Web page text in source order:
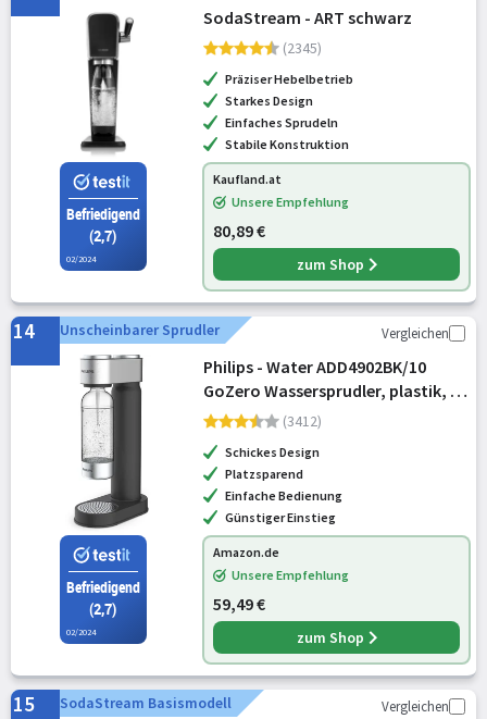
Befriedigend
(2,7)
02/2024
SodaStream - ART schwarz
(2345)
Präziser Hebelbetrieb
Starkes Design
Einfaches Sprudeln
Stabile Konstruktion
Kaufland.at
Unsere Empfehlung
80,89 €
zum Shop
14 Unscheinbarer Sprudler Vergleichen
Befriedigend
(2,7)
02/2024
Philips - Water ADD4902BK/10
GoZero Wassersprudler, plastik, 1
Liter, Schwarz
(3412)
Schickes Design
Platzsparend
Einfache Bedienung
Günstiger Einstieg
Amazon.de
Unsere Empfehlung
59,49 €
zum Shop
15 SodaStream Basismodell Vergleichen